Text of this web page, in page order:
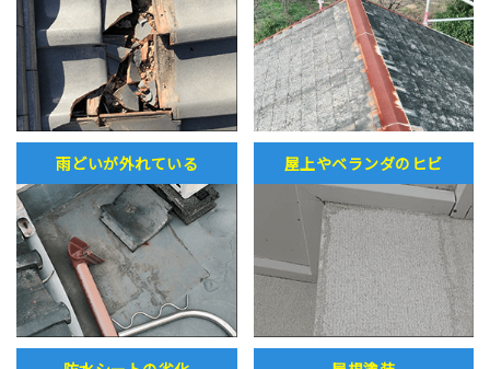
雨どいが外れている 屋上やベランダのヒビ